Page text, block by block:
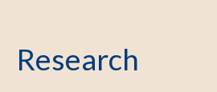
Research